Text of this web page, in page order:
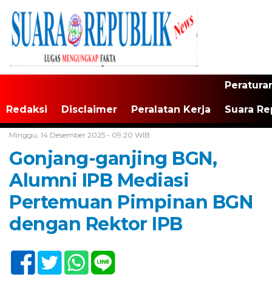
Redaksi Disclaimer Peralatan Kerja Suara
Minggu, 14 Desember 2025 - 09:20 WIB
Gonjang-ganjing BGN,
Alumni IPB Mediasi
Pertemuan Pimpinan BGN
dengan Rektor IPB